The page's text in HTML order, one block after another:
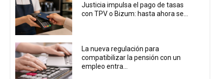
Justicia impulsa el pago de tasas
con TPV o Bizum: hasta ahora se...
La nueva regulación para
compatibilizar la pensión con un
empleo entra...